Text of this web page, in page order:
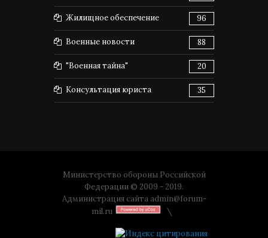
Жилищное обеспечение 96
Военные новости 88
"Военная тайна" 20
Консультация юриста 35
Министерство обороны Российской
Федерации © 2009 - 2019.
Администрация сайта admin@forum-
mil.ru